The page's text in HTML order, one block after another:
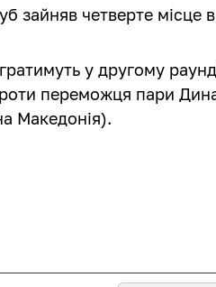
зайняв четверте місце
у другому раунді
переможця пари
Македонія).